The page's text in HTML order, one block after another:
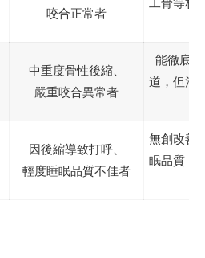
咬合正常者
中重度骨性後縮、
嚴重咬合異常者
能徹底
道，但治
因後縮導致打呼、
輕度睡眠品質不佳者
無創改善
眠品質，